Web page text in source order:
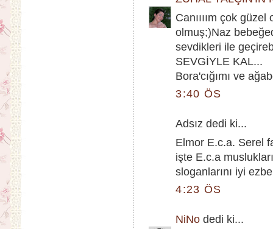
Canıııım çok
olmuş;)Naz
sevdikleri ile
SEVGİYLE KAL...
Bora'cığımı ve
3:40 ÖS
Adsız dedi ki...
Elmor E.c.a. Serel
işte E.c.a
sloganlarını iyi
4:23 ÖS
NiNo dedi ki...